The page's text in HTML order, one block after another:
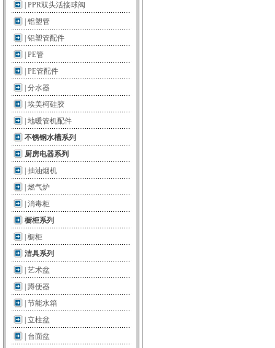
PPR双头活接球阀
铝塑管
铝塑管配件
PE管
PE管配件
分水器
埃美柯硅胶
地暖管机配件
不锈钢水槽系列
厨房电器系列
抽油烟机
燃气炉
消毒柜
橱柜系列
橱柜
洁具系列
艺术盆
蹲便器
节能水箱
立柱盆
台面盆